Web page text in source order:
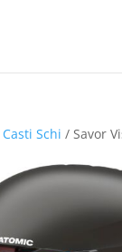
Casti Schi / Savor